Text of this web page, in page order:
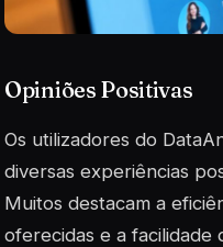
Opiniões Positivas
Os utilizadores do
diversas experiências
Muitos destacam a
oferecidas e a facilidade